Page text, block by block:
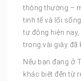
thông thường –
tinh tế và lối
tự động hiện
trong vài giây đã
Nếu bạn đang ở
khác biệt đến từ